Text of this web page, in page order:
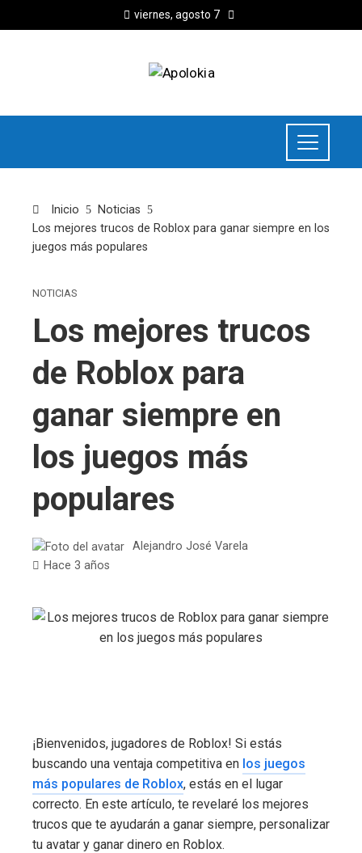
viernes, agosto 7
Inicio
Noticias
Los mejores trucos de Roblox para ganar siempre en los
juegos más populares
NOTICIAS
Los mejores trucos
de Roblox para
ganar siempre en
los juegos más
populares
Alejandro José Varela
Hace 3 años
¡Bienvenidos, jugadores de Roblox! Si estás
buscando una ventaja competitiva en los juegos
más populares de Roblox, estás en el lugar
correcto. En este artículo, te revelaré los mejores
trucos que te ayudarán a ganar siempre, personalizar
tu avatar y ganar dinero en Roblox.